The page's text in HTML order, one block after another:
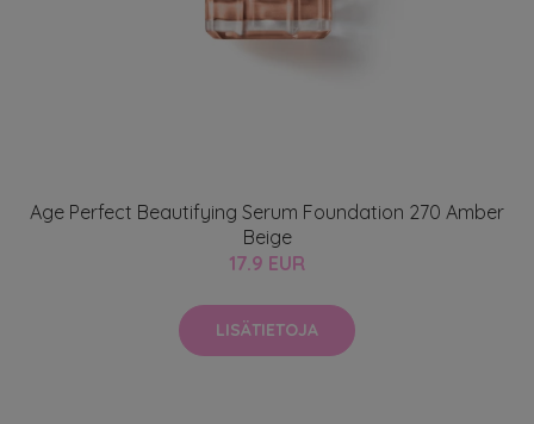
Age Perfect Beautifying Serum Foundation 270 Amber
Beige
17.9 EUR
LISÄTIETOJA